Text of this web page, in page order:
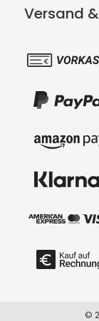
Versand
©